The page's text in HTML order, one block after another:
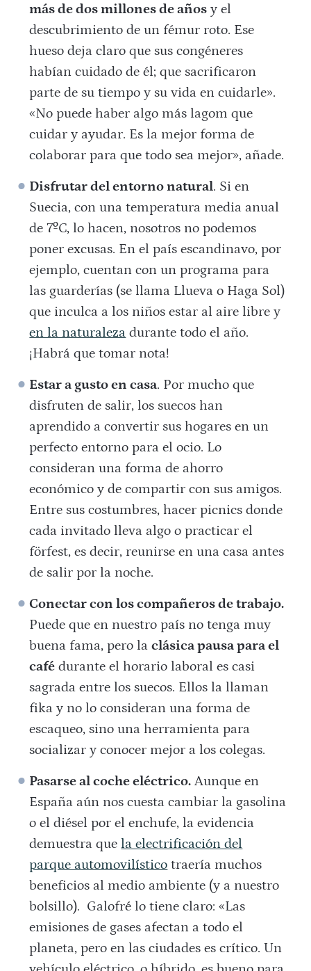
más de dos millones de años y el
descubrimiento de un fémur roto. Ese
hueso deja claro que sus congéneres
habían cuidado de él; que sacrificaron
parte de su tiempo y su vida en cuidarle».
«No puede haber algo más lagom que
cuidar y ayudar. Es la mejor forma de
colaborar para que todo sea mejor», añade.
Disfrutar del entorno natural. Si en
Suecia, con una temperatura media anual
de 7ºC, lo hacen, nosotros no podemos
poner excusas. En el país escandinavo, por
ejemplo, cuentan con un programa para
las guarderías (se llama Llueva o Haga Sol)
que inculca a los niños estar al aire libre y
en la naturaleza durante todo el año.
¡Habrá que tomar nota!
Estar a gusto en casa. Por mucho que
disfruten de salir, los suecos han
aprendido a convertir sus hogares en un
perfecto entorno para el ocio. Lo
consideran una forma de ahorro
económico y de compartir con sus amigos.
Entre sus costumbres, hacer picnics donde
cada invitado lleva algo o practicar el
förfest, es decir, reunirse en una casa antes
de salir por la noche.
Conectar con los compañeros de trabajo.
Puede que en nuestro país no tenga muy
buena fama, pero laclásica pausa para el
café durante el horario laboral es casi
sagrada entre los suecos. Ellos la llaman
fika y no lo consideran una forma de
escaqueo, sino una herramienta para
socializar y conocer mejor a los colegas.
Pasarse al coche eléctrico. Aunque en
España aún nos cuesta cambiar la gasolina
o el diésel por el enchufe, la evidencia
demuestra que la electrificación del
parque automovilístico traería muchos
beneficios al medio ambiente (y a nuestro
bolsillo). Galofré lo tiene claro: «Las
emisiones de gases afectan a todo el
planeta, pero en las ciudades es crítico. Un